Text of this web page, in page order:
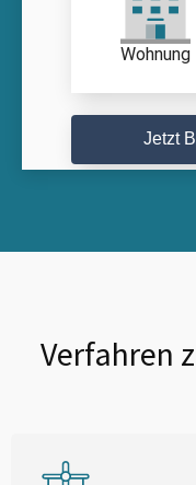
Wohnung
Jetzt
Verfahren